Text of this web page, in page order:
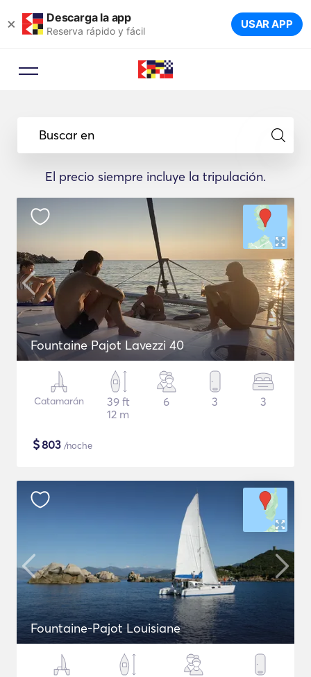
× Descarga la app
Reserva rápido y fácil USAR APP
Buscar en
El precio siempre incluye la tripulación.
Fountaine Pajot Lavezzi 40
Catamarán
39 ft
12 m
6 3 3
$803 /noche
Fountaine-Pajot Louisiane